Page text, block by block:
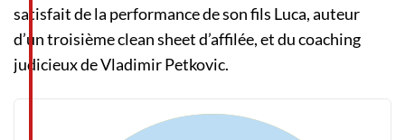
satisfait de la performance de son fils Luca, auteur
d’un troisième clean sheet d’affilée, et du coaching
judicieux de Vladimir Petkovic.